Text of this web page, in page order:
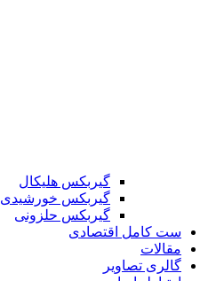
گیربکس هلیکال
گیربکس خورشیدی
گیربکس حلزونی
ست کامل اقتصادی
مقالات
گالری تصاویر